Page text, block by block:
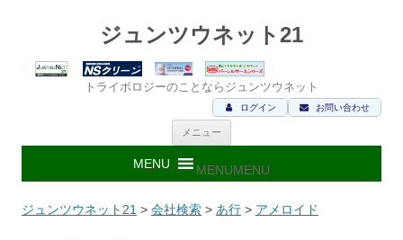
ジュンツウネット21
トライボロジーのことならジュンツウネット
お問い合わせ
ログイン
メニュー
ン
ツ
ス
キ
MENUMENU
ジュンツウネット21 > 会社検索 > あ行 > アメロイド